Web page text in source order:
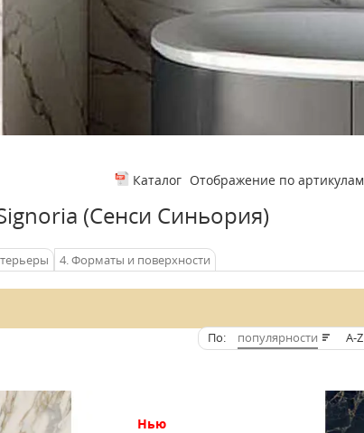
Каталог Отображение по артикулам
(Сенси Синьория)
4. Форматы и поверхности
По: популярности A-Z
нью